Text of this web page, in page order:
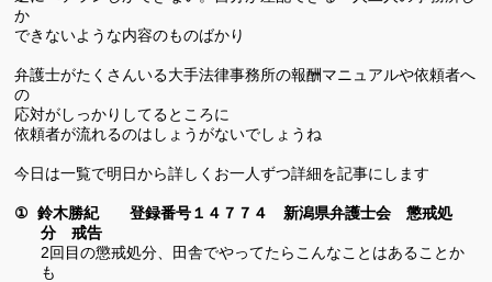
か
できないような内容のものばかり
弁護士がたくさんいる大手法律事務所の報酬マニュアルや依頼者へ
の
応対がしっかりしてるところに
依頼者が流れるのはしょうがないでしょうね
今日は一覧で明日から詳しくお一人ずつ詳細を記事にします
① 鈴木勝紀 登録番号１４７７４ 新潟県弁護士会 懲戒処
分 戒告
2回目の懲戒処分、田舎でやってたらこんなことはあることか
も